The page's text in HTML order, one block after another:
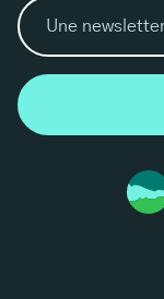
https://
plastique-
la-grande-